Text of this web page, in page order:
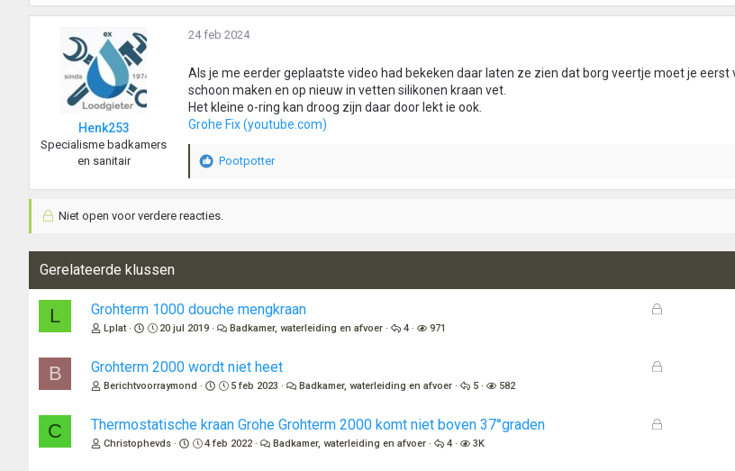
Henk253
Specialisme badkamers
en sanitair
24 feb 2024
Als je me eerder geplaatste video had bekeken daar laten ze zien dat borg veertje moet je eerst
schoon maken en op nieuw in vetten silikonen kraan vet.
Het kleine o-ring kan droog zijn daar door lekt ie ook.
Grohe Fix (youtube.com)
W
r
e
g
e
:
Pootpotter
Niet open voor verdere reacties.
Gerelateerde klussen
L
G
o
n
Grohterm 1000 douche mengkraan
Lplat 20 jul 2019 Badkamer, waterleiding en afvoer 4 971
B
G
o
Grohterm 2000 wordt niet heet
Berichtvoorraymond 5 feb 2023 Badkamer, waterleiding en afvoer 5 582
C
G
Thermostatische kraan Grohe Grohterm 2000 komt niet boven 37°graden
Christophevds 4 feb 2022 Badkamer, waterleiding en afvoer 4 3K